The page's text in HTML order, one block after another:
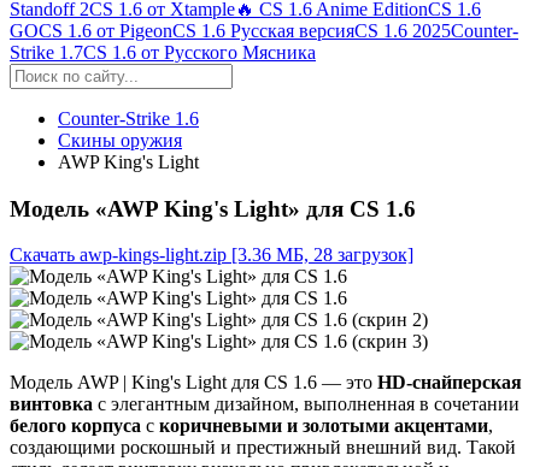
Standoff 2CS 1.6 от Xtample🔥 CS 1.6 Anime EditionCS 1.6
GOCS 1.6 от PigeonCS 1.6 Русская версияCS 1.6 2025Counter-
Strike 1.7CS 1.6 от Русского Мясника
Counter-Strike 1.6
Скины оружия
AWP King's Light
Модель «AWP King's Light» для CS 1.6
Скачать awp-kings-light.zip [3.36 МБ, 28 загрузок]
Модель AWP | King's Light для CS 1.6 — это HD-снайперская
винтовка с элегантным дизайном, выполненная в сочетании
белого корпуса с коричневыми и золотыми акцентами,
создающими роскошный и престижный внешний вид. Такой